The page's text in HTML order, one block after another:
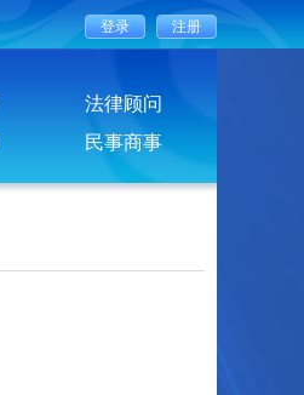
法律顾问
民事商事